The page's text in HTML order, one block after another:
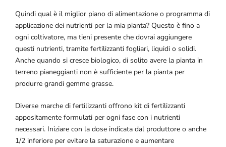
Quindi qual è il miglior piano di alimentazione o programma di
applicazione dei nutrienti per la mia pianta? Questo è fino a
ogni coltivatore, ma tieni presente che dovrai aggiungere
questi nutrienti, tramite fertilizzanti fogliari, liquidi o solidi.
Anche quando si cresce biologico, di solito avere la pianta in
terreno pianeggianti non è sufficiente per la pianta per
produrre grandi gemme grasse.
Diverse marche di fertilizzanti offrono kit di fertilizzanti
appositamente formulati per ogni fase con i nutrienti
necessari. Iniziare con la dose indicata dal produttore o anche
1/2 inferiore per evitare la saturazione e aumentare